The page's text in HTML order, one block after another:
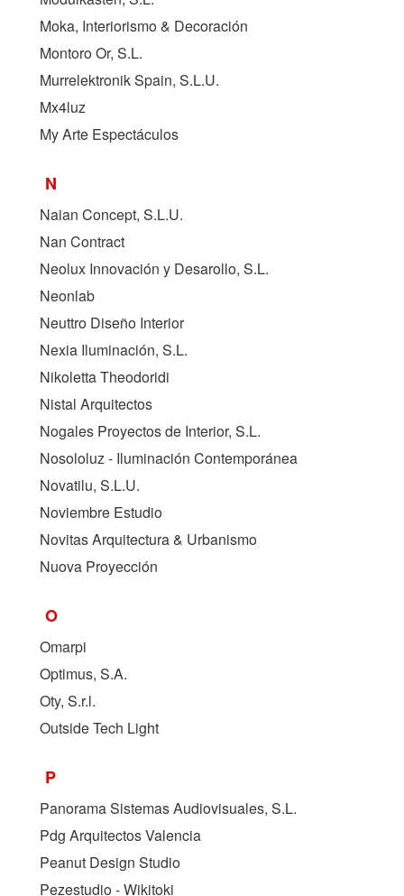
Moka, Interiorismo & Decoración
Montoro Or, S.L.
Murrelektronik Spain, S.L.U.
Mx4luz
My Arte Espectáculos
N
Naian Concept, S.L.U.
Nan Contract
Neolux Innovación y Desarollo, S.L.
Neonlab
Neuttro Diseño Interior
Nexia Iluminación, S.L.
Nikoletta Theodoridi
Nistal Arquitectos
Nogales Proyectos de Interior, S.L.
Nosololuz - Iluminación Contemporánea
Novatilu, S.L.U.
Noviembre Estudio
Novitas Arquitectura & Urbanismo
Nuova Proyección
O
Omarpi
Optimus, S.A.
Oty, S.r.l.
Outside Tech Light
P
Panorama Sistemas Audiovisuales, S.L.
Pdg Arquitectos Valencia
Peanut Design Studio
Pezestudio - Wikitoki